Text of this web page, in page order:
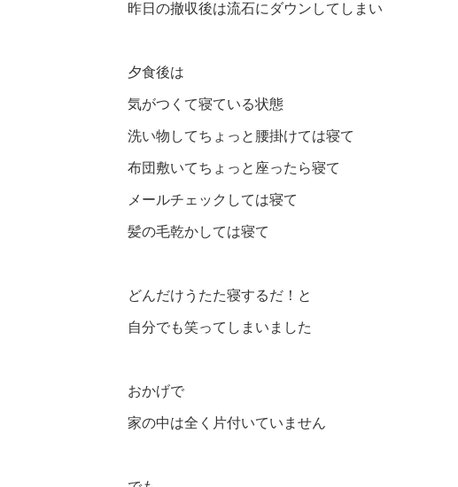
昨日の撤収後は流石にダウンしてしまい
夕食後は
気がつくて寝ている状態
洗い物してちょっと腰掛けては寝て
布団敷いてちょっと座ったら寝て
メールチェックしては寝て
髪の毛乾かしては寝て
どんだけうたた寝するだ！と
自分でも笑ってしまいました
おかげで
家の中は全く片付いていません